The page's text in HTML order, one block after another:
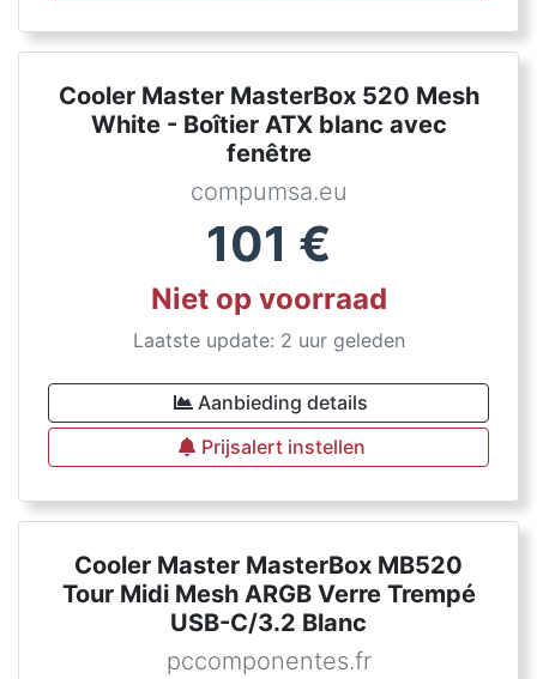
Cooler Master MasterBox 520 Mesh
White - Boîtier ATX blanc avec
fenêtre
compumsa.eu
101 €
Niet op voorraad
Laatste update: 2 uur geleden
Aanbieding details
Prijsalert instellen
Cooler Master MasterBox MB520
Tour Midi Mesh ARGB Verre Trempé
USB-C/3.2 Blanc
pccomponentes.fr